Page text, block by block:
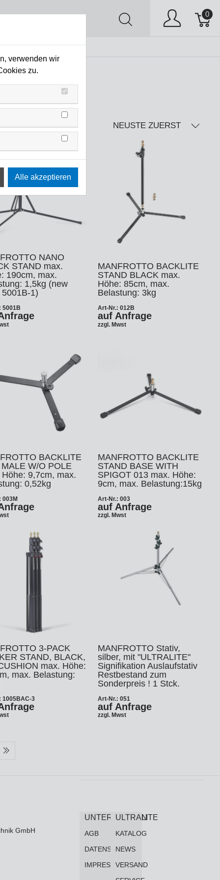
0
AV Stock Clearing
NEUSTE ZUERST
NANO
STAND max.
190cm, max.
1,5kg (new
1)
5001B
MANFROTTO BACKLITE
STAND BLACK max.
Höhe: 85cm, max.
Belastung: 3kg
Art-Nr.: 012B
auf Anfrage
zzgl. Mwst
BACKLITE
W/O POLE
Höhe: 9,7cm, max.
0,52kg
003M
MANFROTTO BACKLITE
STAND BASE WITH
SPIGOT 013 max. Höhe:
9cm, max. Belastung:15kg
Art-Nr.: 003
auf Anfrage
zzgl. Mwst
3-PACK
STAND, BLACK,
max. Höhe:
max. Belastung:
1005BAC-3
MANFROTTO Stativ,
silber, mit "ULTRALITE"
Signifikation Auslaufstativ
Restbestand zum
Sonderpreis ! 1 Stck.
Art-Nr.: 051
auf Anfrage
zzgl. Mwst
GmbH
UNTERNEHMEN
AGB
DATENSCHUTZ
IMPRESSUM
ULTRALITE
KATALOG
NEWS
VERSAND
verwenden wir
zu.